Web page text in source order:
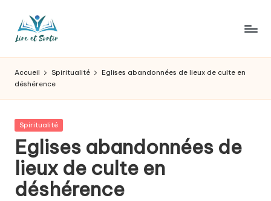
L
ir
e
e
t
s
o
pour
goûts,
des
sorties
pour
tous
les
Accueil Spiritualité
Eglises abandonnées de lieux de culte en
déshérence
Posted
Spiritualité
Eglises abandonnées de
lieux de culte en
déshérence